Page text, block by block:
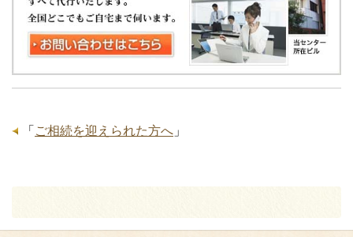
「 ご相続を迎えられた方へ 」